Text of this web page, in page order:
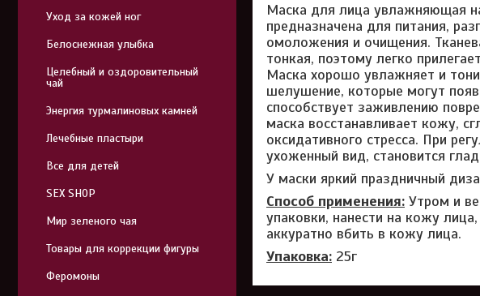
Маска для лица увлажняющая
предназначена для питания,
омоложения и очищения.
тонкая, поэтому легко
Маска хорошо увлажняет и
шелушение, которые могут
способствует заживлению
маска восстанавливает кожу,
оксидативного стресса. При
ухоженный вид, становится
У маски яркий праздничный
Способ применения: Утром и
упаковки, нанести на кожу
аккуратно вбить в кожу лица.
Упаковка: 25г
Уход за кожей ног
Белоснежная улыбка
Целебный и оздоровительный
чай
Энергия турмалиновых камней
Лечебные пластыри
Все для детей
SEX SHOP
Мир зеленого чая
Товары для коррекции фигуры
Феромоны